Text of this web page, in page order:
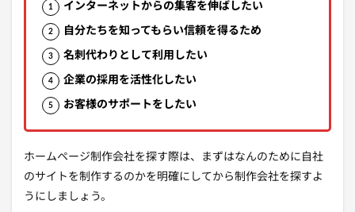
インターネットからの集客を伸ばしたい
自分たちを知ってもらい信頼を得るため
名刺代わりとして利用したい
企業の採用を活性化したい
お客様のサポートをしたい
ホームページ制作会社を探す際は、まずはなんのために自社
のサイトを制作するのかを明確にしてから制作会社を探すよ
うにしましょう。